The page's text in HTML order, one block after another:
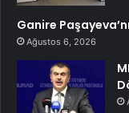
Ganire
Ağustos 6, 2026